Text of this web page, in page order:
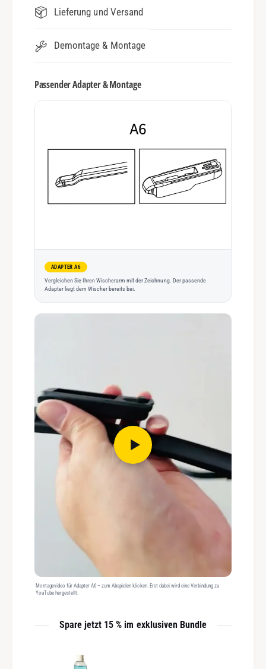
Lieferung und Versand
Demontage & Montage
Passender Adapter & Montage
ADAPTER A6
Vergleichen Sie Ihren Wischerarm mit der Zeichnung. Der passende
Adapter liegt dem Wischer bereits bei.
Montagevideo für Adapter A6 – zum Abspielen klicken. Erst dabei wird eine Verbindung zu
YouTube hergestellt.
Spare jetzt 15 % im exklusiven Bundle